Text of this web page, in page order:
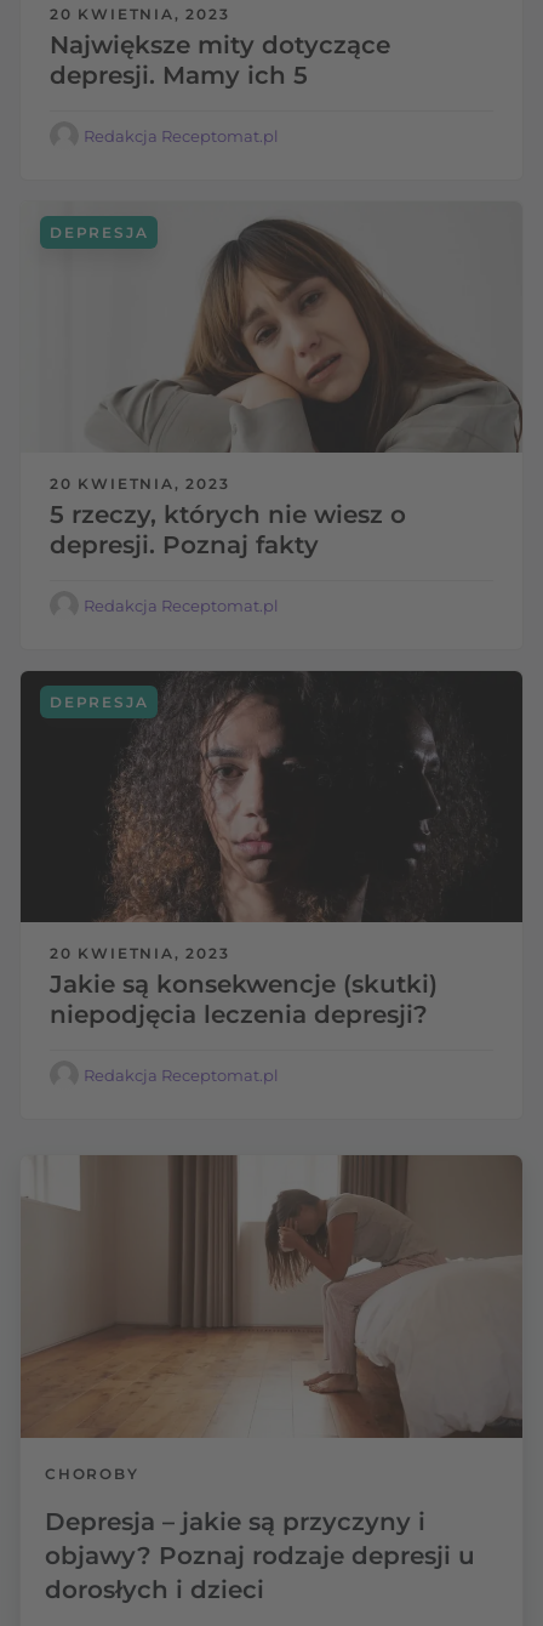
20 KWIETNIA, 2023
Największe mity dotyczące
depresji. Mamy ich 5
Redakcja Receptomat.pl
20 KWIETNIA, 2023
5 rzeczy, których nie wiesz o
depresji. Poznaj fakty
DEPRESJA
Redakcja Receptomat.pl
20 KWIETNIA, 2023
Jakie są konsekwencje (skutki)
niepodjęcia leczenia depresji?
DEPRESJA
Redakcja Receptomat.pl
CHOROBY
Depresja – jakie są przyczyny i
objawy? Poznaj rodzaje depresji u
dorosłych i dzieci